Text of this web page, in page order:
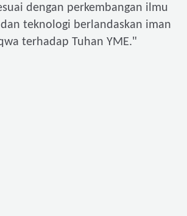
dengan perkembangan ilmu
teknologi berlandaskan iman
terhadap Tuhan YME."